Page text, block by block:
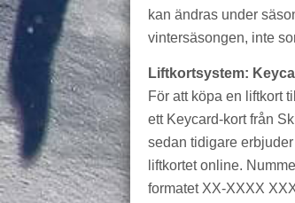
kan ändras under
vintersäsongen, inte
Liftkortsystem:
För att köpa en liftkort
ett Keycard-kort från
sedan tidigare
liftkortet online.
formatet XX-XXXX